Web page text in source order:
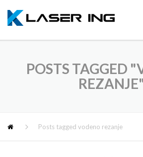
POSTS TAGGED
Posts tagged vodeno rezanje